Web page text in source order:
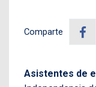
Comparte
Asistentes de